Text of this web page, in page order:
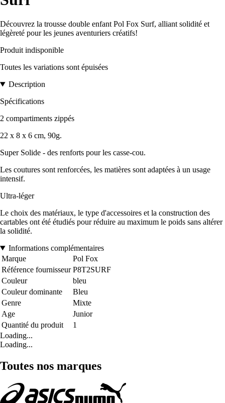
Découvrez la trousse double enfant Pol Fox Surf, alliant solidité et
légèreté pour les jeunes aventuriers créatifs!
Produit indisponible
Toutes les variations sont épuisées
Description
Spécifications
2 compartiments zippés
22 x 8 x 6 cm, 90g.
Super Solide - des renforts pour les casse-cou.
Les coutures sont renforcées, les matières sont adaptées à un usage
intensif.
Ultra-léger
Le choix des matériaux, le type d'accessoires et la construction des
cartables ont été étudiés pour réduire au maximum le poids sans altérer
la solidité.
Informations complémentaires
Marque
Pol Fox
Référence fournisseur P8T2SURF
Couleur
bleu
Couleur dominante
Bleu
Genre
Mixte
Age
Junior
Quantité du produit
1
Loading...
Loading...
Toutes nos marques